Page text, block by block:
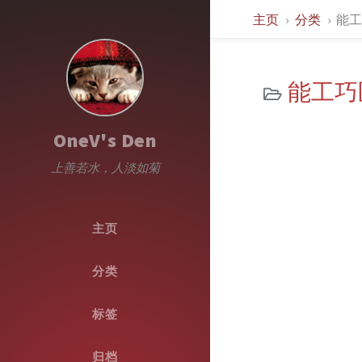
OneV's Den
上善若水，人淡如菊
主页
分类
标签
归档
主页 分类 能
能工